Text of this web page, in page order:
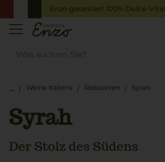
Enzo garantiert 100% Dolce-Vita!
Weine Italiens Rebsorten Syrah
Syrah
Der Stolz des Südens